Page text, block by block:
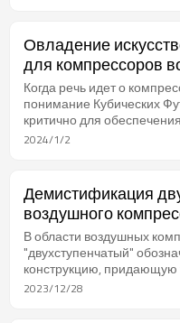
связанные с ними метрики:
Овладение
для компрессоров
Когда речь идет о
понимание Кубических
критично для
производительности. CFM
гид по тому, как точно
вашего компрессора
2024/1/2
Демистификация
воздушного
освобождение
В области воздушных
"двухступенчатый"
конструкцию, придающую
системам сжатого
2023/12/28